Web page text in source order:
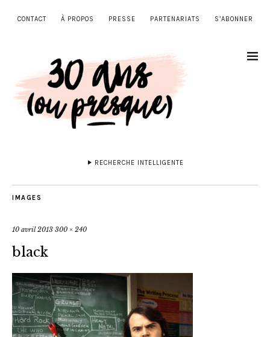
CONTACT À PROPOS PRESSE PARTENARIATS S’ABONNER
RECHERCHE INTELLIGENTE
IMAGES
10 avril 2013 300 × 240
black